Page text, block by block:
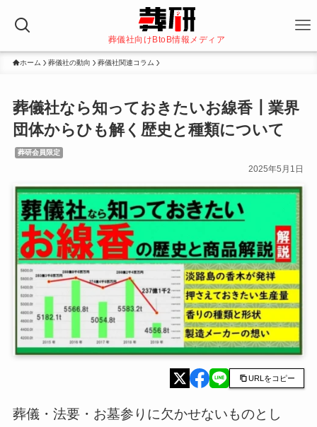
葬儀社向けBtoB情報メディア
ホーム 葬儀社の動向 葬儀社関連コラム
葬儀社なら知っておきたいお線香┃業界
団体からひも解く歴史と種類について
葬研会員限定
2025年5月1日
URLをコピー
葬儀・法要・お墓参りに欠かせないものとし